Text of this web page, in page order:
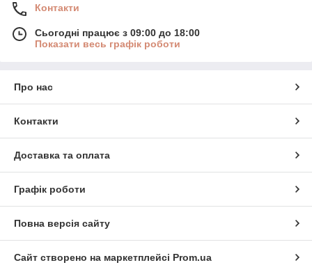
Контакти
Сьогодні працює з 09:00 до 18:00
Показати весь графік роботи
Про нас
Контакти
Доставка та оплата
Графік роботи
Повна версія сайту
Сайт створено на маркетплейсі Prom.ua